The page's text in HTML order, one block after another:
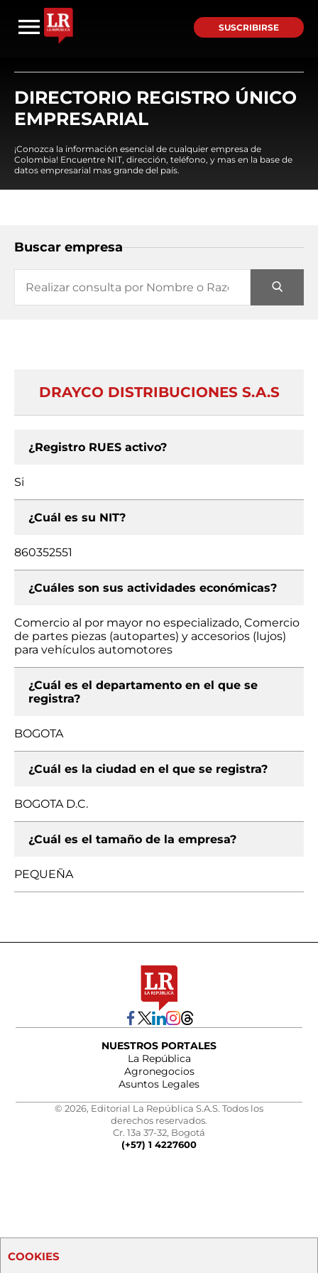
SUSCRIBIRSE
DIRECTORIO REGISTRO ÚNICO
EMPRESARIAL
¡Conozca la información esencial de cualquier empresa de
Colombia! Encuentre NIT, dirección, teléfono, y mas en la base de
datos empresarial mas grande del país.
Buscar empresa
DRAYCO DISTRIBUCIONES S.A.S
¿Registro RUES activo?
Si
¿Cuál es su NIT?
860352551
¿Cuáles son sus actividades económicas?
Comercio al por mayor no especializado, Comercio
de partes piezas (autopartes) y accesorios (lujos)
para vehículos automotores
¿Cuál es el departamento en el que se
registra?
BOGOTA
¿Cuál es la ciudad en el que se registra?
BOGOTA D.C.
¿Cuál es el tamaño de la empresa?
PEQUEÑA
NUESTROS PORTALES
La República
Agronegocios
Asuntos Legales
© 2026, Editorial La República S.A.S. Todos los
derechos reservados.
Cr. 13a 37-32, Bogotá
(+57) 1 4227600
COOKIES